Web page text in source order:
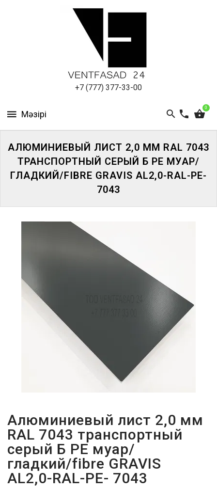
+7 (777) 377-33-00
0
ПАНЕЛИ
АЛЮМИНИЕВЫЙ ЛИСТ 2,0 ММ RAL 7043
ТРАНСПОРТНЫЙ СЕРЫЙ Б PE МУАР/
ГЛАДКИЙ/FIBRE GRAVIS AL2,0-RAL-PE-
7043
Алюминиевый лист 2,0 мм
RAL 7043 транспортный
серый Б PE муар/
гладкий/fibre GRAVIS
AL2,0-RAL-PE- 7043